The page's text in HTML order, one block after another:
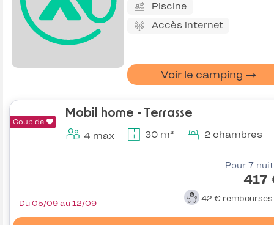
Piscine
Accès internet
Voir le camping
Coup de
Mobil home - Terrasse
4 max 30 m² 2 chambres
Pour 7
417
42 € remboursés
Du 05/09 au 12/09